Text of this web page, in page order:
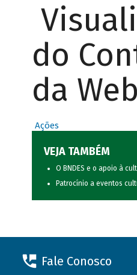
do
da Web
Ações
VEJA TAMBÉM
O BNDES e o apoio à
Patrocínio a eventos
Fale Conosco